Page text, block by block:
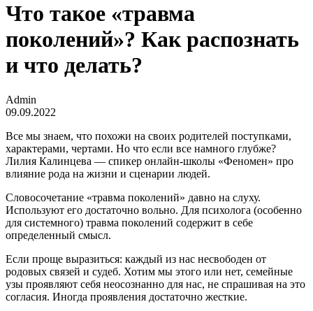
Что такое «травма
поколений»? Как распознать
и что делать?
Admin
09.09.2022
Все мы знаем, что похожи на своих родителей поступками,
характерами, чертами. Но что если все намного глубже?
Лилия Калинцева — спикер онлайн-школы «Феномен» про
влияние рода на жизни и сценарии людей.
Словосочетание «травма поколений» давно на слуху.
Используют его достаточно вольно. Для психолога (особенно
для системного) травма поколений содержит в себе
определенный смысл.
Если проще выразиться: каждый из нас несвободен от
родовых связей и судеб. Хотим мы этого или нет, семейные
узы проявляют себя неосознанно для нас, не спрашивая на это
согласия. Иногда проявления достаточно жесткие.